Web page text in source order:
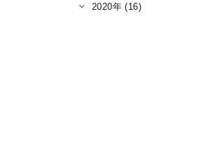
2020年 (16)